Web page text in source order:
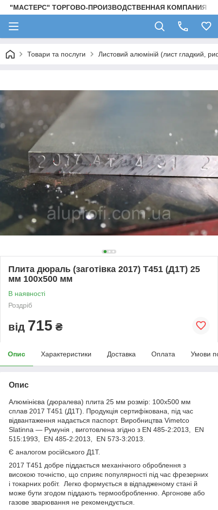
"МАСТЕРС" ТОРГОВО-ПРОИЗВОДСТВЕННАЯ КОМПАНИЯ
Товари та послуги Листовий алюміній (лист гладкий,
Плита дюраль (заготівка 2017) T451 (Д1Т) 25
мм 100х500 мм
В наявності
Роздріб
від 715 ₴
Опис Характеристики Доставка Оплата Умови
Опис
Алюмінієва (дюралева) плита 25 мм розмір: 100х500 мм
сплав 2017 Т451 (Д1Т). Продукція сертифікована, під час
відвантаження надається паспорт. Виробництва Vimetco
Slatinna ― Румунія , виготовлена згідно з EN 485-2:2013, EN
515:1993, EN 485-2:2013, EN 573-3:2013.
Є аналогом російського Д1Т.
2017 Т451 добре піддається механічного оброблення з
високою точністю, що сприяє популярності під час фрезерних
і токарних робіт. Легко формується в відпадженому стані й
може бути згодом піддають термообробленню. Аргонове або
газове зварювання не рекомендується.